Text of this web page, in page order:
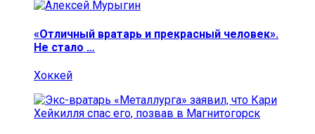
«Отличный вратарь и прекрасный человек».
Не стало …
Хоккей